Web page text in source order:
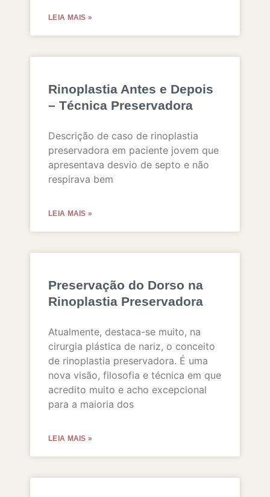
LEIA MAIS »
Rinoplastia Antes e Depois
– Técnica Preservadora
Descrição de caso de rinoplastia
preservadora em paciente jovem que
apresentava desvio de septo e não
respirava bem
LEIA MAIS »
Preservação do Dorso na
Rinoplastia Preservadora
Atualmente, destaca-se muito, na
cirurgia plástica de nariz, o conceito
de rinoplastia preservadora. É uma
nova visão, filosofia e técnica em que
acredito muito e acho excepcional
para a maioria dos
LEIA MAIS »